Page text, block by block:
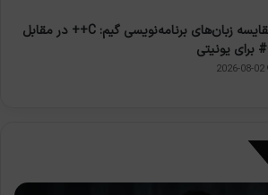
مقایسه زبان‌های برنامه‌نویسی گیم: C++ در مقابل
2026-08-02